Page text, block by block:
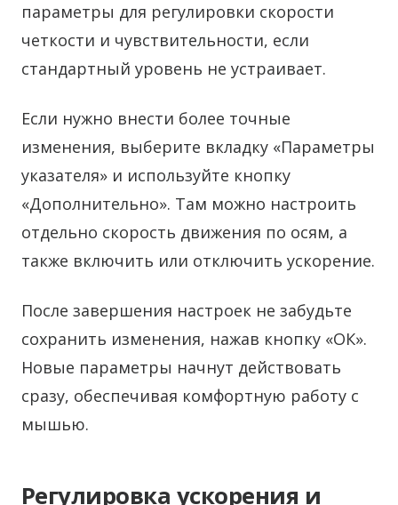
параметры для регулировки скорости
четкости и чувствительности, если
стандартный уровень не устраивает.
Если нужно внести более точные
изменения, выберите вкладку «Параметры
указателя» и используйте кнопку
«Дополнительно». Там можно настроить
отдельно скорость движения по осям, а
также включить или отключить ускорение.
После завершения настроек не забудьте
сохранить изменения, нажав кнопку «ОК».
Новые параметры начнут действовать
сразу, обеспечивая комфортную работу с
мышью.
Регулировка ускорения и